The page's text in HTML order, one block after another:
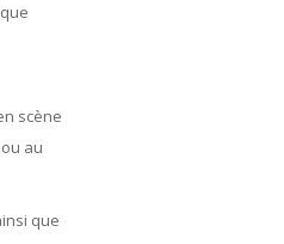
scène
au
que